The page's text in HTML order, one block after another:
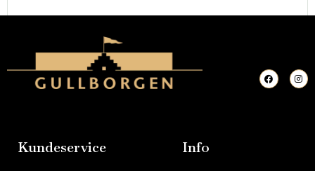
F
a
c
I
n
s
Kundeservice Info